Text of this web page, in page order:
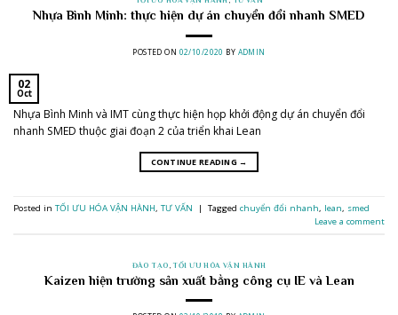
Nhựa Bình Minh: thực hiện dự án chuyển đổi nhanh SMED
POSTED ON 02/10/2020 BY ADMIN
02
Oct
Nhựa Bình Minh và IMT cùng thực hiện họp khởi động dự án chuyển đổi
nhanh SMED thuộc giai đoạn 2 của triển khai Lean
CONTINUE READING →
Posted in TỐI ƯU HÓA VẬN HÀNH, TƯ VẤN | Tagged chuyển đổi nhanh, lean, smed
Leave a comment
ĐÀO TẠO TỐI ƯU HÓA VẬN HÀNH
Kaizen hiện trường sản xuất bằng công cụ IE và Lean